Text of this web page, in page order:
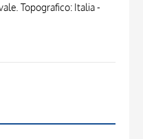
Topografico: Italia -